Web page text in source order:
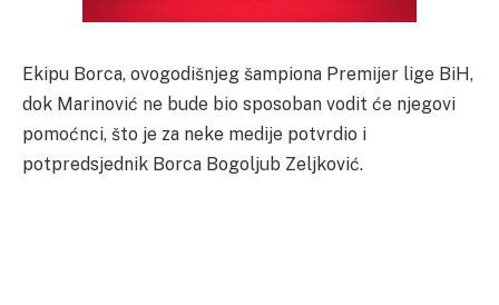
Ekipu Borca, ovogodišnjeg šampiona Premijer lige BiH,
dok Marinović ne bude bio sposoban vodit će njegovi
pomoćnci, što je za neke medije potvrdio i
potpredsjednik Borca Bogoljub Zeljković.